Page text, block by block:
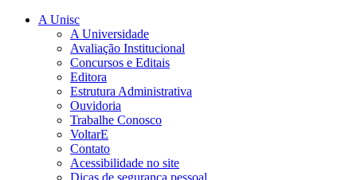
A Unisc
A Universidade
Avaliação Institucional
Concursos e Editais
Editora
Estrutura Administrativa
Ouvidoria
Trabalhe Conosco
VoltarE
Contato
Acessibilidade no site
Dicas de segurança pessoal